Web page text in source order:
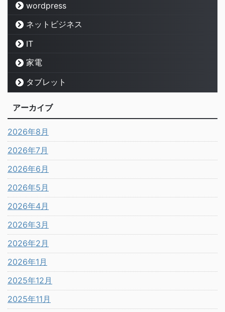
wordpress
ネットビジネス
IT
家電
タブレット
アーカイブ
2026年8月
2026年7月
2026年6月
2026年5月
2026年4月
2026年3月
2026年2月
2026年1月
2025年12月
2025年11月